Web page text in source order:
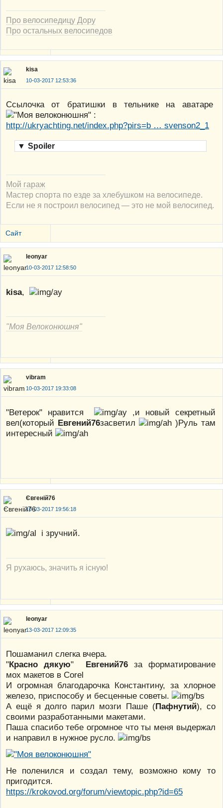
Про велосипедицу Дору
Про остальных велосипедов
kisa
10-03-2017 12:53:36
Ссылочка от братишки в тельнике на аватаре
:
http://ukryachting.net/index.php?pirs=b … svenson2_1
▼ Spoiler
Мой гараж
Мастер спорта по езде за хлебушком на велосипеде.
Если не я построил велосипед — это не мой велосипед.
Сайт
leonyar
10-03-2017 12:58:50
kisa,
"Моя Велоконюшня"
vibram
10-03-2017 19:33:08
"Ветерок" нравится
,и новый секретный
вел(который Евгений76засветил
)Руль там
интересный
Євгеній76
10-03-2017 19:56:18
і зручний.
Я рухаюсь, значить я існую!
leonyar
13-03-2017 12:09:35
Пошаманил слегка вчера.
"Красно дякую" Евгений76за форматирование
мох макетов в Corel
И огромная благодарочка Константину, за хлорное
железо, приспособу и бесценные советы.
А ещё я долго парил мозги Паше (Пафнутий), со
своими разработанными макетами.
Паша спасибо тебе огромное что ты меня выдержал
и направил в нужное русло.
Не поленился и создал тему, возможно кому то
пригодится.
https://krokovod.org/forum/viewtopic.php?id=65